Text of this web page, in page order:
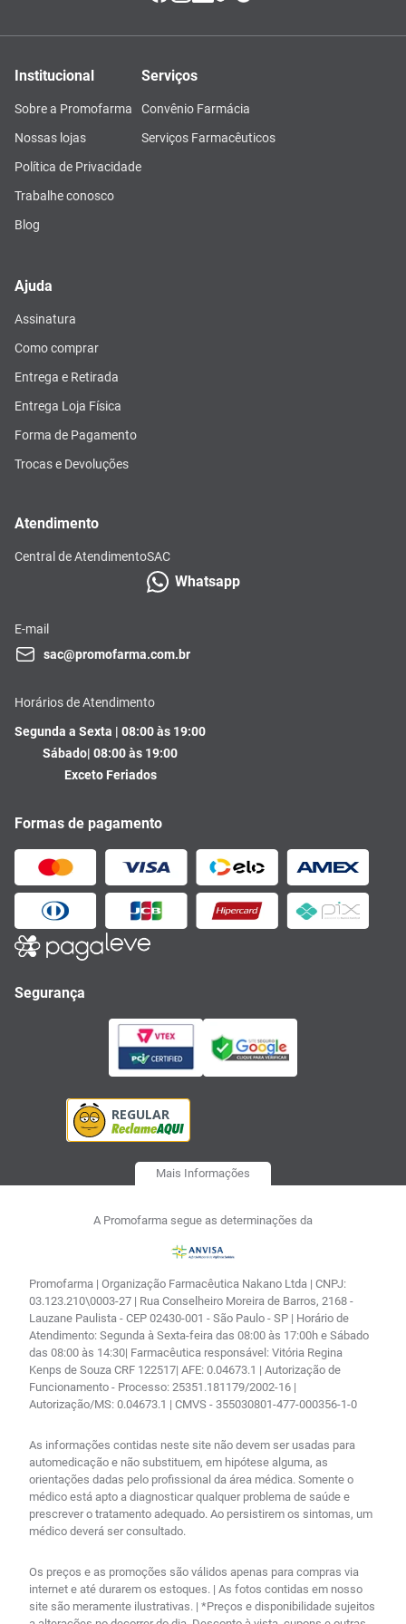
Institucional
Sobre a Promofarma
Nossas lojas
Política de Privacidade
Trabalhe conosco
Blog
Serviços
Convênio Farmácia
Serviços Farmacêuticos
Ajuda
Assinatura
Como comprar
Entrega e Retirada
Entrega Loja Física
Forma de Pagamento
Trocas e Devoluções
Atendimento
Central de AtendimentoSAC
Whatsapp
E-mail
sac@promofarma.com.br
Horários de Atendimento
Segunda a Sexta | 08:00 às 19:00
Sábado| 08:00 às 19:00
Exceto Feriados
Formas de pagamento
Segurança
Mais Informações
A Promofarma segue as determinações da
Promofarma | Organização Farmacêutica Nakano Ltda | CNPJ:
03.123.210\0003-27 | Rua Conselheiro Moreira de Barros, 2168 -
Lauzane Paulista - CEP 02430-001 - São Paulo - SP | Horário de
Atendimento: Segunda à Sexta-feira das 08:00 às 17:00h e Sábado
das 08:00 às 14:30| Farmacêutica responsável: Vitória Regina
Kenps de Souza CRF 122517| AFE: 0.04673.1 | Autorização de
Funcionamento - Processo: 25351.181179/2002-16 |
Autorização/MS: 0.04673.1 | CMVS - 355030801-477-000356-1-0
As informações contidas neste site não devem ser usadas para
automedicação e não substituem, em hipótese alguma, as
orientações dadas pelo profissional da área médica. Somente o
médico está apto a diagnosticar qualquer problema de saúde e
prescrever o tratamento adequado. Ao persistirem os sintomas, um
médico deverá ser consultado.
Os preços e as promoções são válidos apenas para compras via
internet e até durarem os estoques. | As fotos contidas em nosso
site são meramente ilustrativas. | *Preços e disponibilidade sujeitos